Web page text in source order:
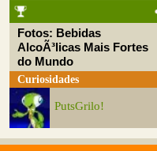
Fotos: Bebidas
AlcoÃ³licas Mais Fortes
do Mundo
Curiosidades
PutsGrilo!